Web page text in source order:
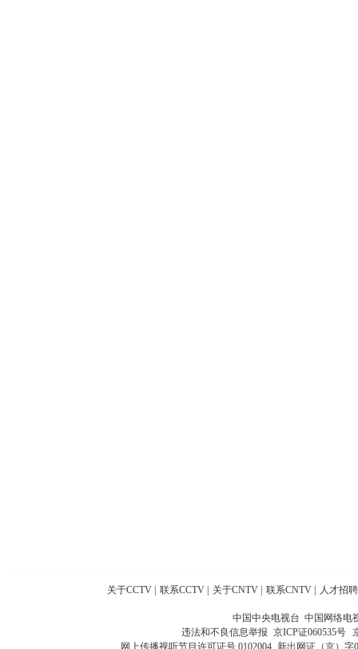
关于CCTV 联系CCTV 关于CNTV 联系CNTV 人才招聘
中国中央电视台 中国网络电
违法和不良信息举报 京ICP证060535号
网上传播视听节目许可证号 0102004 新出网证（京）